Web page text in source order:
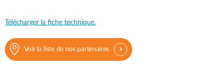
Télécharger la fiche technique.
Voir la liste de nos partenaires